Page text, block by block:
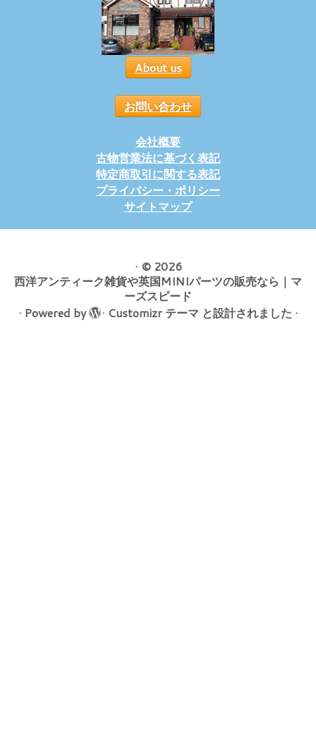
About us
お問い合わせ
会社概要
古物営業法に基づく表記
特定商取引に関する表記
プライバシー・ポリシー
サイトマップ
· © 2026
西洋アンティーク雑貨や英国MINIパーツの販売なら｜マ
ーズスピード
· Powered by · Customizr テーマ と設計されました ·